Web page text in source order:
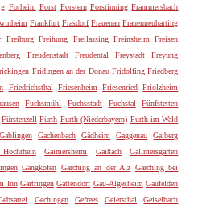
Forheim Forst Forstern Forstinning Frammersbach
Frankfurt Frasdorf Frauenau Frauenneuharting
Freiburg Freihung Freilassing Freinsheim
Freisen
Freudenstadt Freudental Freystadt
Freyung
Fridingen an der Donau Fridolfing Friedberg
Friedrichsthal Friesenheim Friesenried Friolzheim
Fuchsmühl Fuchsstadt Fuchstal
Fünfstetten
Fürstenzell Fürth Furth (Niederbayern) Furth im Wald
Gablingen Gachenbach Gädheim Gaggenau
Gaiberg
Gaimersheim Gaißach
Gallmersgarten
Gangkofen Garching an der Alz Garching bei
Inn Gärtringen Gattendorf Gau-Algesheim Gäufelden
Gechingen Gefrees Geiersthal
Geiselbach